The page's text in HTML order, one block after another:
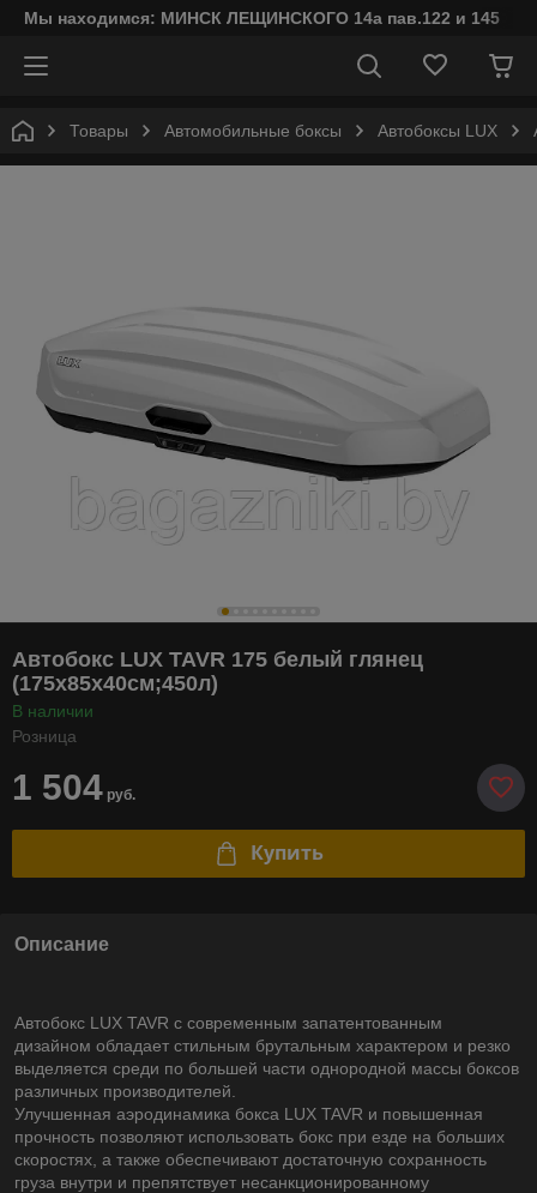
Мы находимся: МИНСК ЛЕЩИНСКОГО 14а пав.122 и 145
Товары Автомобильные боксы Автобоксы LUX
Автобокс LUX TAVR 175 белый глянец
(175х85х40см;450л)
В наличии
Розница
1 504 руб.
Купить
Описание
Автобокс LUX TAVR с современным запатентованным
дизайном обладает стильным брутальным характером и резко
выделяется среди по большей части однородной массы боксов
различных производителей.
Улучшенная аэродинамика бокса LUX TAVR и повышенная
прочность позволяют использовать бокс при езде на больших
скоростях, а также обеспечивают достаточную сохранность
груза внутри и препятствует несанкционированному